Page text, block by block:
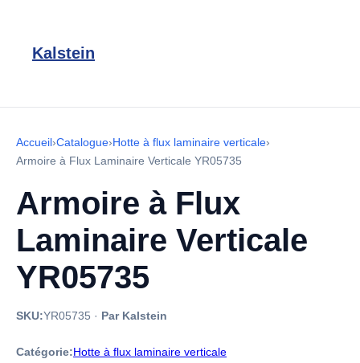
Kalstein
Accueil›Catalogue›Hotte à flux laminaire verticale›
Armoire à Flux Laminaire Verticale YR05735
Armoire à Flux
Laminaire Verticale
YR05735
SKU:YR05735 · Par Kalstein
Catégorie:Hotte à flux laminaire verticale